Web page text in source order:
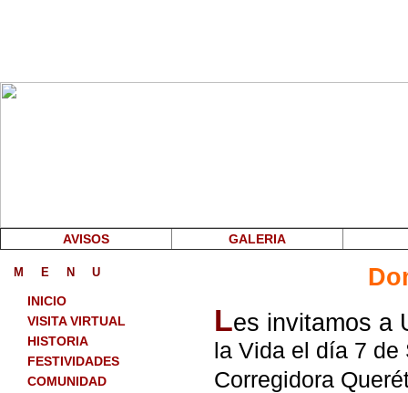
AVISOS GALERIA
M E N U
INICIO
VISITA VIRTUAL
HISTORIA
FESTIVIDADES
COMUNIDAD
Les invitamos a
la Vida el día 7
Corregidora